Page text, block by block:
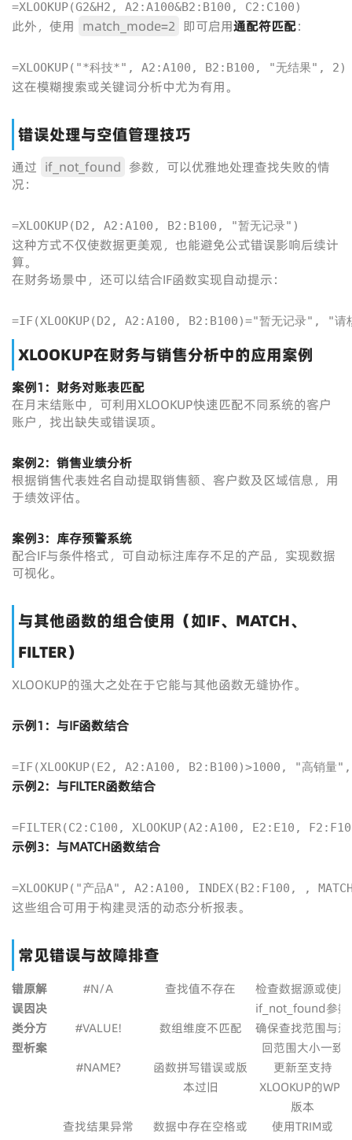
=XLOOKUP(G2&H2, A2:A100&B2:B100, C2:C100)
此外，使用 match_mode=2 即可启用通配符匹配：
=XLOOKUP("*科技*", A2:A100, B2:B100, "无结果", 2)
这在模糊搜索或关键词分析中尤为有用。
错误处理与空值管理技巧
通过 if_not_found 参数，可以优雅地处理查找失败的情
况：
=XLOOKUP(D2, A2:A100, B2:B100, "暂无记录")
这种方式不仅使数据更美观，也能避免公式错误影响后续计
算。
在财务场景中，还可以结合IF函数实现自动提示：
=IF(XLOOKUP(D2, A2:A100, B2:B100)="暂无记录", "
XLOOKUP在财务与销售分析中的应用案例
案例1：财务对账表匹配
在月末结账中，可利用XLOOKUP快速匹配不同系统的客户
账户，找出缺失或错误项。
案例2：销售业绩分析
根据销售代表姓名自动提取销售额、客户数及区域信息，用
于绩效评估。
案例3：库存预警系统
配合IF与条件格式，可自动标注库存不足的产品，实现数据
可视化。
与其他函数的组合使用（如IF、MATCH、
FILTER）
XLOOKUP的强大之处在于它能与其他函数无缝协作。
示例1：与IF函数结合
=IF(XLOOKUP(E2, A2:A100, B2:B100)>1000, "高销量
示例2：与FILTER函数结合
=FILTER(C2:C100, XLOOKUP(A2:A100, E2:E10,
示例3：与MATCH函数结合
=XLOOKUP("产品A", A2:A100, INDEX(B2:F100, ,
这些组合可用于构建灵活的动态分析报表。
常见错误与故障排查
错
误
类
型
原
因
分
析
解
决
方
案
#N/A 查找值不存在
检查数据源或使用
if_not_found参数
#VALUE!
数组维度不匹配
确保查找范围与返
回范围大小一致
#NAME?
函数拼写错误或版
本过旧
更新至支持
XLOOKUP的WPS
版本
查找结果异常
数据中存在空格或
使用TRIM或